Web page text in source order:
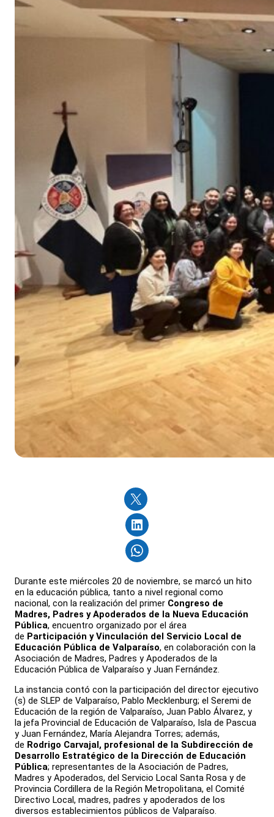
Durante este miércoles 20 de noviembre, se marcó un hito
en la educación pública, tanto a nivel regional como
nacional, con la realización del primer Congreso de
Madres, Padres y Apoderados de la Nueva Educación
Pública, encuentro organizado por el área
de Participación y Vinculación del Servicio Local de
Educación Pública de Valparaíso, en colaboración con la
Asociación de Madres, Padres y Apoderados de la
Educación Pública de Valparaíso y Juan Fernández.
La instancia contó con la participación del director ejecutivo
(s) de SLEP de Valparaíso, Pablo Mecklenburg; el Seremi de
Educación de la región de Valparaíso, Juan Pablo Álvarez, y
la jefa Provincial de Educación de Valparaíso, Isla de Pascua
y Juan Fernández, María Alejandra Torres; además,
de Rodrigo Carvajal, profesional de la Subdirección de
Desarrollo Estratégico de la Dirección de Educación
Pública; representantes de la Asociación de Padres,
Madres y Apoderados, del Servicio Local Santa Rosa y de
Provincia Cordillera de la Región Metropolitana, el Comité
Directivo Local, madres, padres y apoderados de los
diversos establecimientos públicos de Valparaíso.